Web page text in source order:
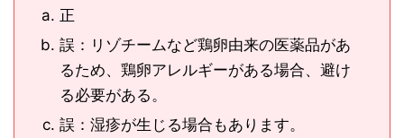
正
誤：リゾチームなど鶏卵由来の医薬品があ
るため、鶏卵アレルギーがある場合、避け
る必要がある。
誤：湿疹が生じる場合もあります。